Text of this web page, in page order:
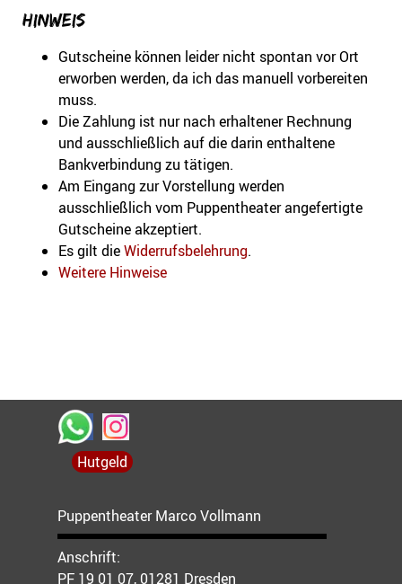
Hinweis:
Gutscheine können leider nicht spontan vor Ort
erworben werden, da ich das manuell vorbereiten
muss.
Die Zahlung ist nur nach erhaltener Rechnung
und ausschließlich auf die darin enthaltene
Bankverbindung zu tätigen.
Am Eingang zur Vorstellung werden
ausschließlich vom Puppentheater angefertigte
Gutscheine akzeptiert.
Es gilt dieWiderrufsbelehrung.
Weitere Hinweise
Puppentheater Marco Vollmann
Anschrift:
PF 19 01 07, 01281 Dresden
Hutgeld